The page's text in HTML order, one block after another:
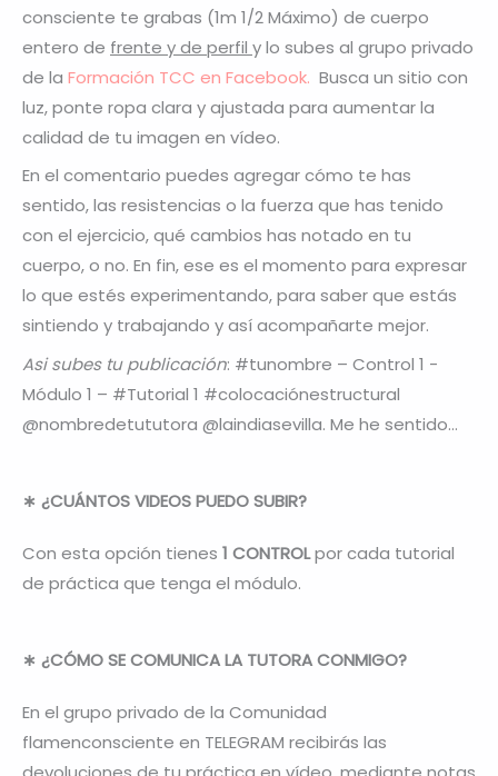
consciente te grabas (1m 1/2 Máximo) de cuerpo
entero de frente y de perfil y lo subes al grupo privado
de la Formación TCC en Facebook. Busca un sitio con
luz, ponte ropa clara y ajustada para aumentar la
calidad de tu imagen en vídeo.
En el comentario puedes agregar cómo te has
sentido, las resistencias o la fuerza que has tenido
con el ejercicio, qué cambios has notado en tu
cuerpo, o no. En fin, ese es el momento para expresar
lo que estés experimentando, para saber que estás
sintiendo y trabajando y así acompañarte mejor.
Asi subes tu publicación: #tunombre – Control 1 -
Módulo 1 – #Tutorial 1 #colocaciónestructural
@nombredetututora @laindiasevilla. Me he sentido…
∗ ¿CUÁNTOS VIDEOS PUEDO SUBIR?
Con esta opción tienes 1 CONTROLpor cada tutorial
de práctica que tenga el módulo.
∗ ¿CÓMO SE COMUNICA LA TUTORA CONMIGO?
En el grupo privado de la Comunidad
flamenconsciente en TELEGRAM recibirás las